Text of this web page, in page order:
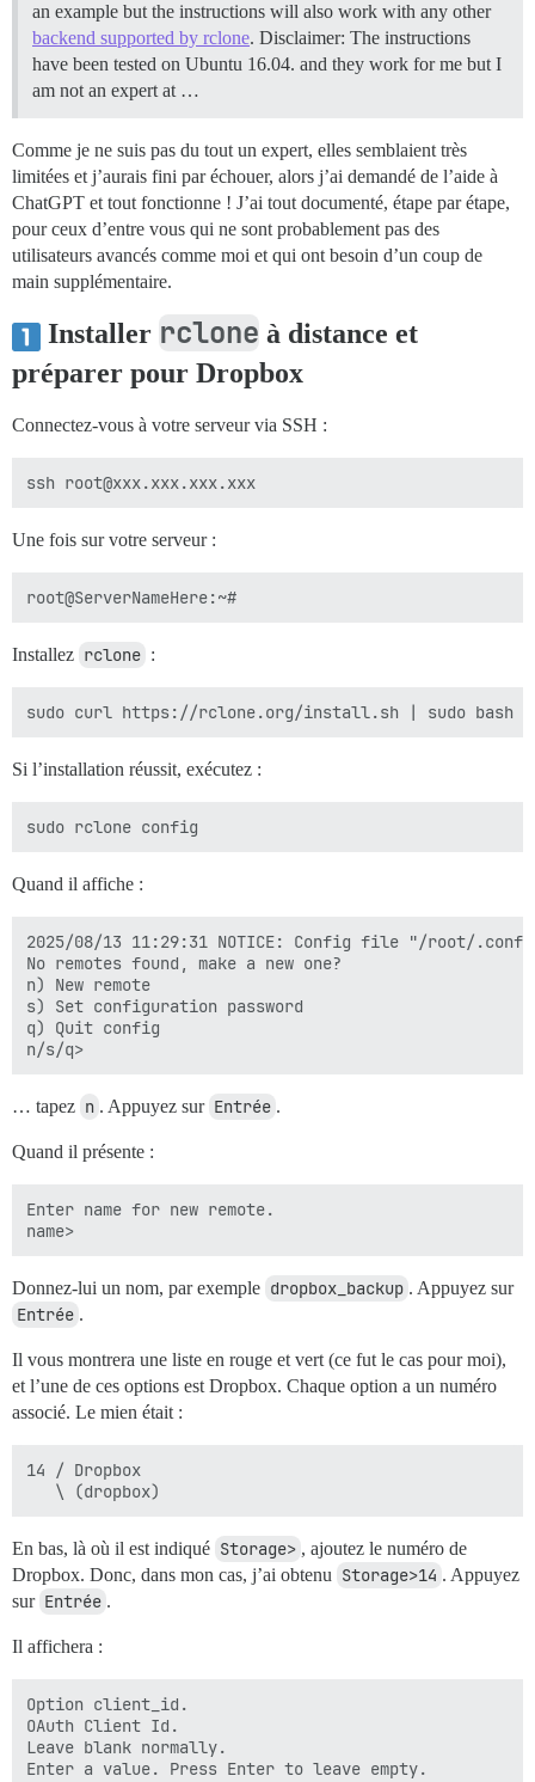
an example but the instructions will also work with any other
backend supported by rclone. Disclaimer: The instructions
have been tested on Ubuntu 16.04. and they work for me but I
am not an expert at …
Comme je ne suis pas du tout un expert, elles semblaient très
limitées et j’aurais fini par échouer, alors j’ai demandé de l’aide à
ChatGPT et tout fonctionne ! J’ai tout documenté, étape par étape,
pour ceux d’entre vous qui ne sont probablement pas des
utilisateurs avancés comme moi et qui ont besoin d’un coup de
main supplémentaire.
Installer rclone à distance et
préparer pour Dropbox
Connectez-vous à votre serveur via SSH :
Une fois sur votre serveur :
Installez rclone :
Si l’installation réussit, exécutez :
Quand il affiche :
2025/08/13 11:29:31 NOTICE: Config file "/root/
No remotes found, make a new one?
n) New remote
s) Set configuration password
q) Quit config
… tapez n . Appuyez sur Entrée .
Quand il présente :
Enter name for new remote.
Donnez-lui un nom, par exemple dropbox_backup . Appuyez sur
Entrée .
Il vous montrera une liste en rouge et vert (ce fut le cas pour moi),
et l’une de ces options est Dropbox. Chaque option a un numéro
associé. Le mien était :
14 / Dropbox
En bas, là où il est indiqué Storage> , ajoutez le numéro de
Dropbox. Donc, dans mon cas, j’ai obtenu Storage>14 . Appuyez
sur Entrée .
Il affichera :
Option client_id.
OAuth Client Id.
Leave blank normally.
Enter a value. Press Enter to leave empty.